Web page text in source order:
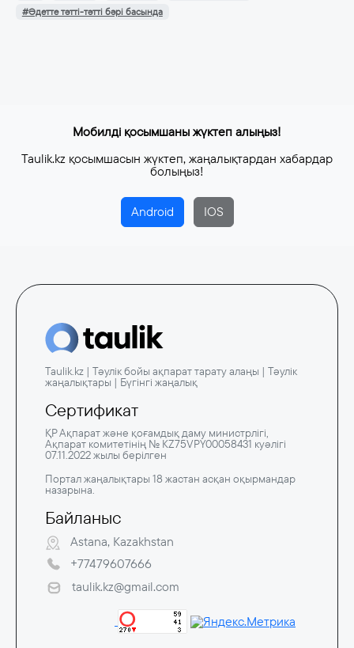
#Әдетте тәтті-тәтті бәрі басында
Мобилді қосымшаны жүктеп алыңыз!
Taulik.kz қосымшасын жүктеп, жаңалықтардан хабардар
болыңыз!
Android IOS
Taulik.kz | Тәулік бойы ақпарат тарату алаңы | Тәулік
жаңалықтары | Бүгінгі жаңалық
Сертификат
ҚР Ақпарат және қоғамдық даму министрлігі,
Ақпарат комитетінің № KZ75VPY00058431 куәлігі
07.11.2022 жылы берілген
Портал жаңалықтары 18 жастан асқан оқырмандар
назарына.
Байланыс
Astana, Kazakhstan
+77479607666
taulik.kz@gmail.com